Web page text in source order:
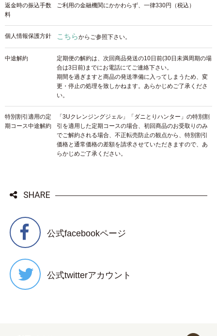
返金時の振込手数
料
ご利用の金融機関にかかわらず、一律330円（税込）
個人情報保護方針 こちらからご参照下さい。
中途解約
定期便の解約は、次回商品発送の10日前(30日未満周期の場
合は3日前)までにお電話にてご連絡下さい。
期間を過ぎますと商品の発送準備に入ってしまうため、変
更・停止の処理を致しかねます。あらかじめご了承くださ
い。
特別割引適用の定
期コース中途解約
「3Uクレンジングジェル」「ダニとりハンター」の特別割
引を適用した定期コースの場合、初回商品のお受取りのみ
でご解約される場合、不正転売防止の観点から、特別割引
価格と通常価格の差額を請求させていただきますので、あ
らかじめご了承ください。
SHARE
公式facebookページ
公式twitterアカウント